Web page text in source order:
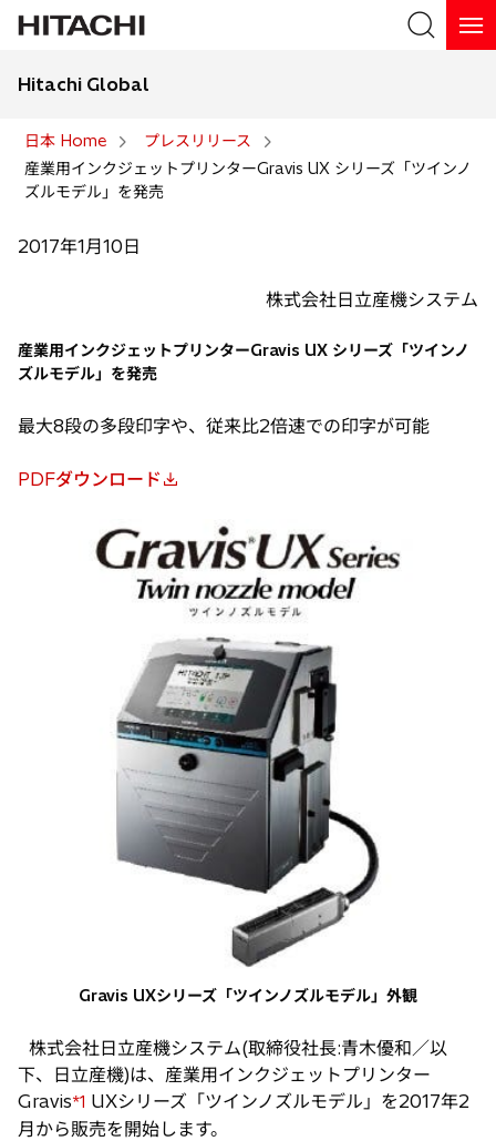
検索
Hitachi Global
日本 Home
プレスリリース
産業用インクジェットプリンターGravis UX シリーズ「ツインノ
ズルモデル」を発売
2017年1月10日
株式会社日立産機システム
産業用インクジェットプリンターGravis UX シリーズ「ツインノ
ズルモデル」を発売
最大8段の多段印字や、従来比2倍速での印字が可能
PDFダウンロード
新
Gravis UXシリーズ「ツインノズルモデル」外観
株式会社日立産機システム(取締役社長:青木優和／以
下、日立産機)は、産業用インクジェットプリンター
Gravis*1 UXシリーズ「ツインノズルモデル」を2017年2
月から販売を開始します。